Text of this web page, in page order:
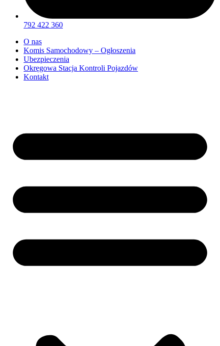
792 422 360
O nas
Komis Samochodowy – Ogłoszenia
Ubezpieczenia
Okręgowa Stacja Kontroli Pojazdów
Kontakt